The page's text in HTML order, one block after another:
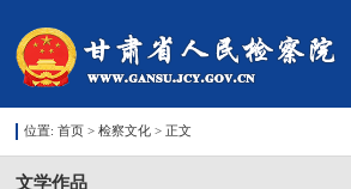
位置: 首页> 检察文化> 正文
文学作品